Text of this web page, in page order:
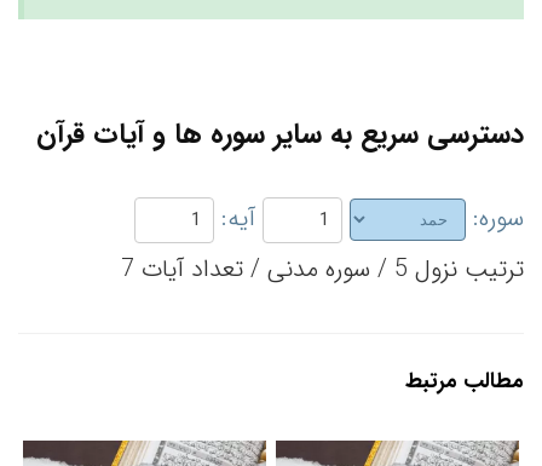
دسترسی سریع به سایر سوره ها و آیات قرآن
سوره:
آیه:
ترتیب نزول 5 / سوره مدنی / تعداد آیات 7
مطالب مرتبط